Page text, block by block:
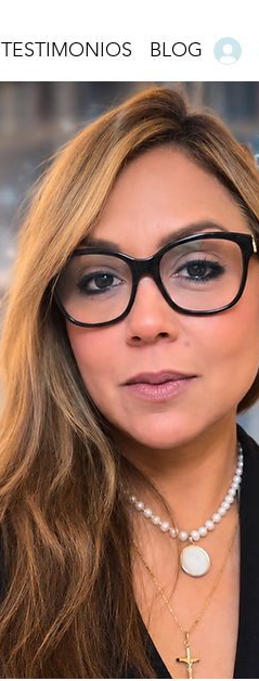
TESTIMONIOS BLOG